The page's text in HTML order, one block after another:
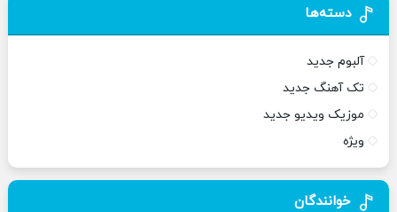
دسته‌ها
آلبوم جدید
تک آهنگ جدید
موزیک ویدیو جدید
ویژه
خوانندگان